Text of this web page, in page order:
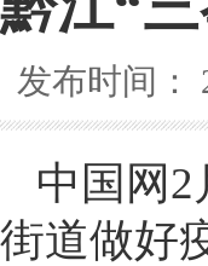
发布时间：
中国网
街道做好